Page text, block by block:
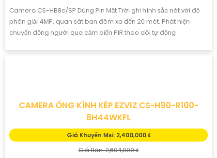
CS-HB8-R100-2C4WDL QUAY QUÉT DÙNG PIN
Giá Khuyến Mại: ngung s₫n xu₫t
Giá Bán: 4,518,000 ₫
Camera quan sát CS-HB8-R100-2C4WDL là một thiết bị tiên tiến